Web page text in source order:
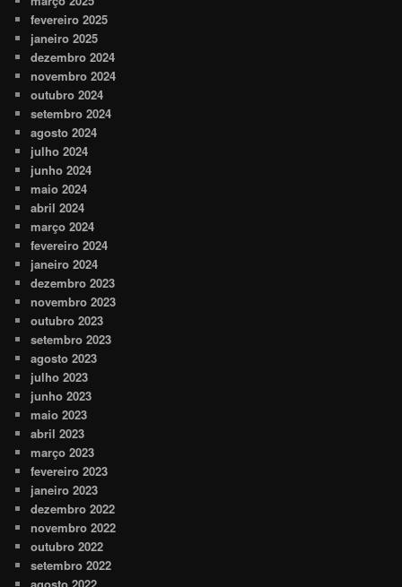
fevereiro 2025
janeiro 2025
dezembro 2024
novembro 2024
outubro 2024
setembro 2024
agosto 2024
julho 2024
junho 2024
maio 2024
abril 2024
março 2024
fevereiro 2024
janeiro 2024
dezembro 2023
novembro 2023
outubro 2023
setembro 2023
agosto 2023
julho 2023
junho 2023
maio 2023
abril 2023
março 2023
fevereiro 2023
janeiro 2023
dezembro 2022
novembro 2022
outubro 2022
setembro 2022